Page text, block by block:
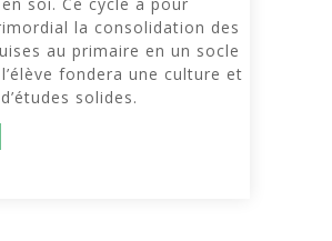
la consolidation des
au primaire en un socle
fondera une culture et
solides.